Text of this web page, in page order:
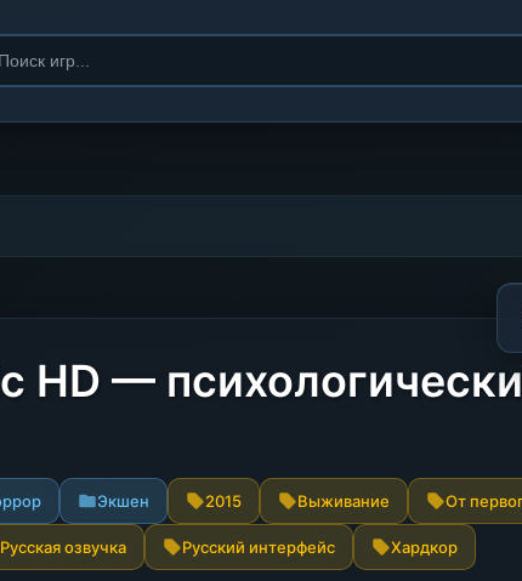
HD —
Экшен 2015 Выживание От
Русская озвучка Русский интерфейс Хардкор